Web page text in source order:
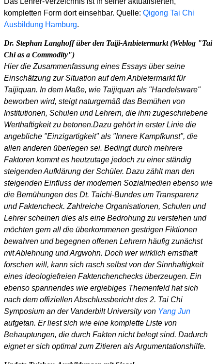
kompletten Form dort einsehbar. Quelle: Qigong Tai Chi
Ausbildung Hamburg.
Dr. Stephan Langhoff über den Taiji-Anbietermarkt (Weblog "Tai
Chi as a Commodity")
Hier die Zusammenfassung eines Essays über seine
Einschätzung zur Situation auf dem Anbietermarkt für
Taijiquan. In dem Maße, wie Taijiquan als "Handelsware"
beworben wird, steigt naturgemäß das Bemühen von
Institutionen, Schulen und Lehrern, die ihm zugeschriebene
Werthaftigkeit zu betonen.Dazu gehört in erster Linie die
angebliche "Einzigartigkeit" als "Innere Kampfkunst", die
allen anderen überlegen sei. Bedingt durch mehrere
Faktoren kommt es heutzutage jedoch zu einer ständig
steigenden Aufklärung der Schüler. Dazu zählt man den
steigenden Einfluss der modernen Sozialmedien ebenso wie
die Bemühungen des Dt. Taichi-Bundes um Transparenz
und Faktencheck. Zahlreiche Organisationen, Schulen und
Lehrer scheinen dies als eine Bedrohung zu verstehen und
möchten gern all die überkommenen gestrigen Fiktionen
bewahren und begegnen offenen Lehrern häufig zunächst
mit Ablehnung und Argwohn. Doch wer wirklich ernsthaft
forschen will, kann sich rasch selbst von der Sinnhaftigkeit
eines ideologiefreien Faktenchenchecks überzeugen. Ein
ebenso spannendes wie ergiebiges Themenfeld hat sich
nach dem offiziellen Abschlussbericht des 2. Tai Chi
Symposium an der Vanderbilt University von Yang Jun
aufgetan. Er liest sich wie eine komplette Liste von
Behauptungen, die durch Fakten nicht belegt sind. Dadurch
eignet er sich optimal zum Zitieren als Argumentationshilfe.